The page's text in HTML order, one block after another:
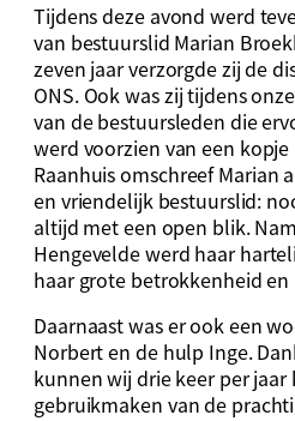
Tijdens deze avond werd
van bestuurslid Marian
zeven jaar verzorgde zij de
ONS. Ook was zij tijdens
van de bestuursleden die
werd voorzien van een
Raanhuis omschreef Marian
en vriendelijk bestuurslid:
altijd met een open blik.
Hengevelde werd haar
haar grote betrokkenheid en
Daarnaast was er ook een
Norbert en de hulp Inge.
kunnen wij drie keer per jaar
gebruikmaken van de